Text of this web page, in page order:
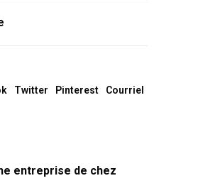
Twitter Pinterest Courriel
entreprise de chez